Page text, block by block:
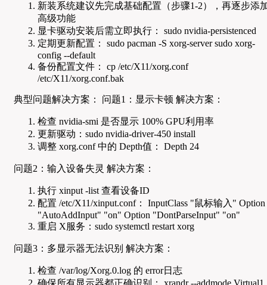
新装系统建议先完成基础配置（步骤1-2），再逐步添
高级功能
显卡驱动安装后需立即执行： sudo nvidia-persistenced
定期更新配置： sudo pacman -S xorg-server sudo xorg-
config --default
备份配置文件： cp /etc/X11/xorg.conf
/etc/X11/xorg.conf.bak
典型问题解决方案： 问题1：显示卡顿 解决方案：
检查 nvidia-smi 是否显示 100% GPU利用率
更新驱动：sudo nvidia-driver-450 install
调整 xorg.conf 中的 Depth值： Depth 24
问题2：输入设备失灵 解决方案：
执行 xinput -list 查看设备ID
配置 /etc/X11/xinput.conf： InputClass "鼠标输入" Option
"AutoAddInput" "on" Option "DontParseInput" "on"
重启 X服务：sudo systemctl restart xorg
问题3：多显示器无法识别 解决方案：
检查 /var/log/Xorg.0.log 的 error日志